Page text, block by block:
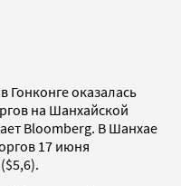
Гонконге оказалась
на Шанхайской
Bloomberg. В Шанхае
17 июня